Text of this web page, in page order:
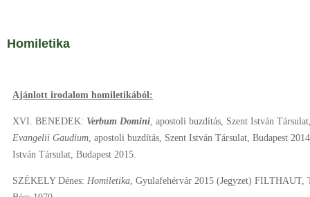
Homiletika
Ajánlott irodalom homiletikából:
XVI. BENEDEK: Verbum Domini, apostoli buzdítás, Szent István
Evangelii Gaudium, apostoli buzdítás, Szent István Társulat, Budapest
István Társulat, Budapest 2015.
SZÉKELY Dénes: Homiletika, Gyulafehérvár 2015 (Jegyzet) FILTHAUT,